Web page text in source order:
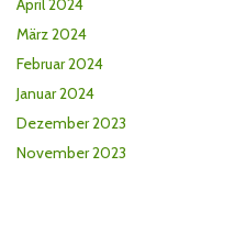
April 2024
März 2024
Februar 2024
Januar 2024
Dezember 2023
November 2023